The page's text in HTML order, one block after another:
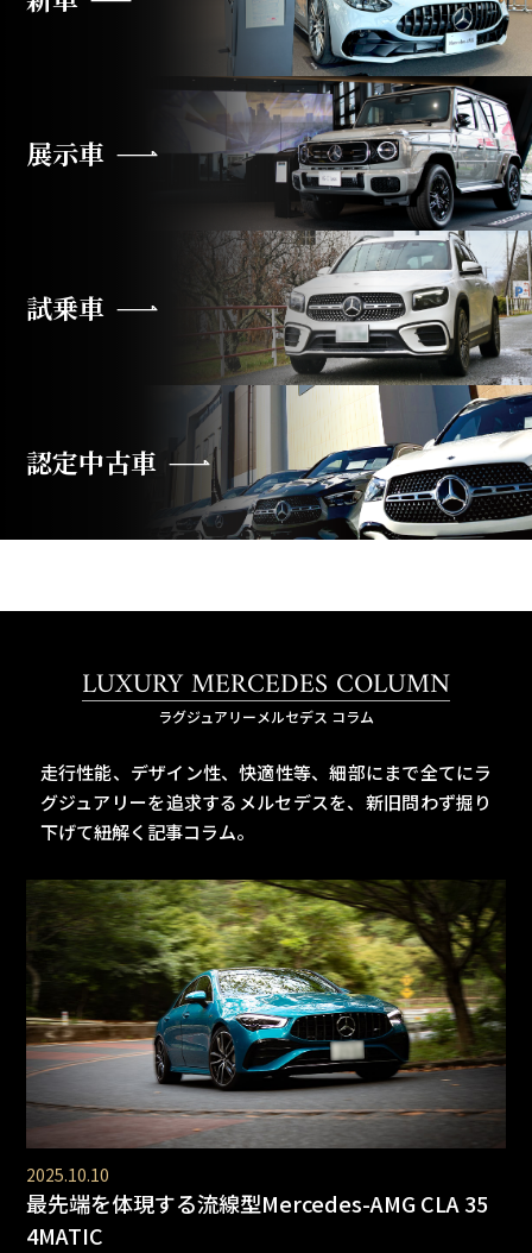
展示車
試乗車
認定中古車
LUXURY MERCEDES COLUMN
ラグジュアリーメルセデス コラム
走行性能、デザイン性、快適性等、細部にまで全てにラ
グジュアリーを追求するメルセデスを、 新旧問わず掘り
下げて紐解く記事コラム。
2025.10.10
最先端を体現する流線型Mercedes-AMG CLA 35
4MATIC